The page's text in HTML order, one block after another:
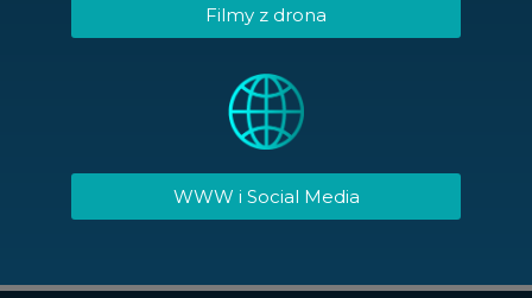
Filmy z drona
WWW i Social Media